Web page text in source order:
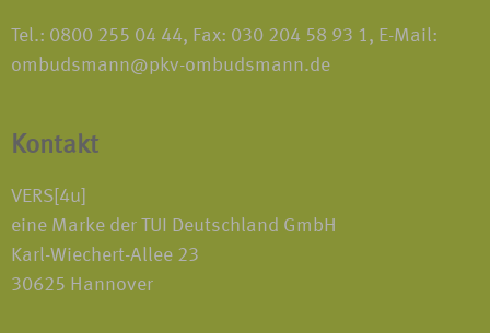
Tel.: 0800 255 04 44, Fax: 030 204 58 93 1, E-Mail:
ombudsmann@pkv-ombudsmann.de
Kontakt
VERS[4u]
eine Marke der TUI Deutschland GmbH
Karl-Wiechert-Allee 23
30625 Hannover